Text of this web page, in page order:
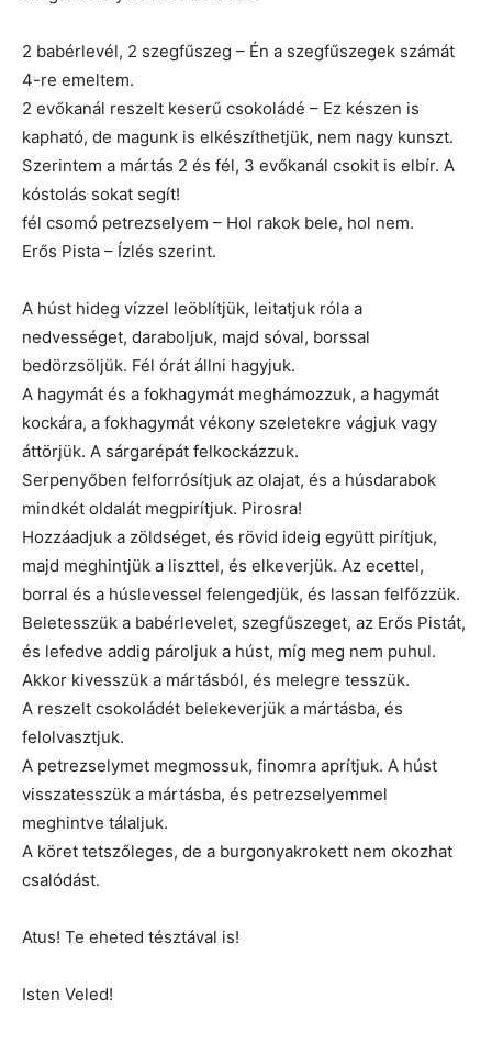
2 babérlevél, 2 szegfűszeg – Én a szegfűszegek számát
4-re emeltem.
2 evőkanál reszelt keserű csokoládé – Ez készen is
kapható, de magunk is elkészíthetjük, nem nagy kunszt.
Szerintem a mártás 2 és fél, 3 evőkanál csokit is elbír. A
kóstolás sokat segít!
fél csomó petrezselyem – Hol rakok bele, hol nem.
Erős Pista – Ízlés szerint.
A húst hideg vízzel leöblítjük, leitatjuk róla a
nedvességet, daraboljuk, majd sóval, borssal
bedörzsöljük. Fél órát állni hagyjuk.
A hagymát és a fokhagymát meghámozzuk, a hagymát
kockára, a fokhagymát vékony szeletekre vágjuk vagy
áttörjük. A sárgarépát felkockázzuk.
Serpenyőben felforrósítjuk az olajat, és a húsdarabok
mindkét oldalát megpirítjuk. Pirosra!
Hozzáadjuk a zöldséget, és rövid ideig együtt pirítjuk,
majd meghintjük a liszttel, és elkeverjük. Az ecettel,
borral és a húslevessel felengedjük, és lassan felfőzzük.
Beletesszük a babérlevelet, szegfűszeget, az Erős Pistát,
és lefedve addig pároljuk a húst, míg meg nem puhul.
Akkor kivesszük a mártásból, és melegre tesszük.
A reszelt csokoládét belekeverjük a mártásba, és
felolvasztjuk.
A petrezselymet megmossuk, finomra aprítjuk. A húst
visszatesszük a mártásba, és petrezselyemmel
meghintve tálaljuk.
A köret tetszőleges, de a burgonyakrokett nem okozhat
csalódást.
Atus! Te eheted tésztával is!
Isten Veled!